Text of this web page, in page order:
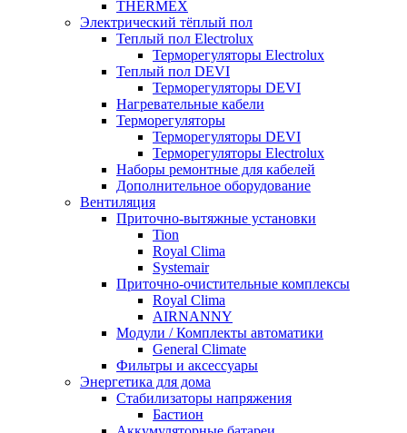
THERMEX
Электрический тёплый пол
Теплый пол Electrolux
Терморегуляторы Electrolux
Теплый пол DEVI
Терморегуляторы DEVI
Нагревательные кабели
Терморегуляторы
Терморегуляторы DEVI
Терморегуляторы Electrolux
Наборы ремонтные для кабелей
Дополнительное оборудование
Вентиляция
Приточно-вытяжные установки
Tion
Royal Clima
Systemair
Приточно-очистительные комплексы
Royal Clima
AIRNANNY
Модули / Комплекты автоматики
General Climate
Фильтры и аксессуары
Энергетика для дома
Стабилизаторы напряжения
Бастион